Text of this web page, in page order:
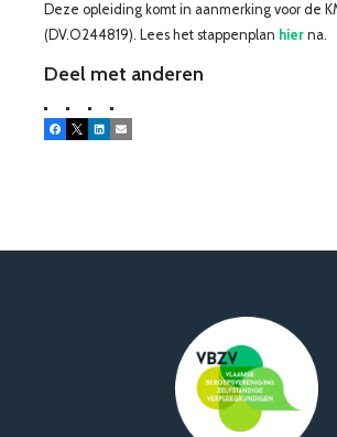
Deze opleiding komt in aanmerking voor de
(DV.O244819). Lees het stappenplan hier na.
Deel met anderen
Facebook
X LinkedInE-mail